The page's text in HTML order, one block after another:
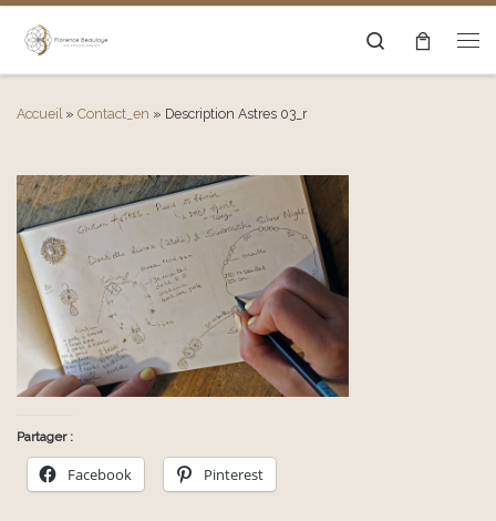
Passer au contenu Search
Accueil » Contact_en » Description Astres 03_r
Partager :
Facebook Pinterest